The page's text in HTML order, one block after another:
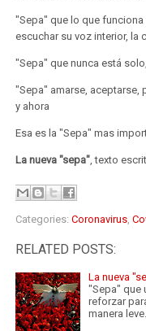
"Sepa" que lo que
escuchar su voz interior, la
"Sepa" que nunca está
"Sepa" amarse, aceptarse,
y ahora
Esa es la "Sepa" mas
La nueva "sepa", texto
Categories: Coronavirus
RELATED POSTS:
La nueva
"Sepa" que
reforzar
manera